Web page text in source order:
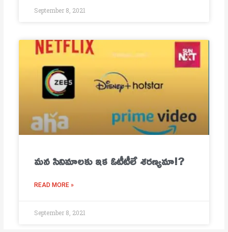
September 8, 2021
మ‌న సినిమాల‌కు ఇక ఓటీటీలే శ‌ర‌ణ్య‌మా!?
READ MORE »
September 8, 2021